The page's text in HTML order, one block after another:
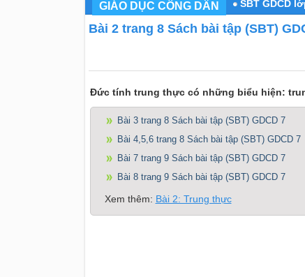
GIÁO DỤC CÔNG DÂN SBT GDCD
Bài 2 trang 8 Sách bài tập (SBT)
Đức tính trung thực có những biểu hiện:
Bài 3 trang 8 Sách bài tập (SBT) GDCD 7
Bài 4,5,6 trang 8 Sách bài tập (SBT) GDCD 7
Bài 7 trang 9 Sách bài tập (SBT) GDCD 7
Bài 8 trang 9 Sách bài tập (SBT) GDCD 7
Xem thêm: Bài 2: Trung thực